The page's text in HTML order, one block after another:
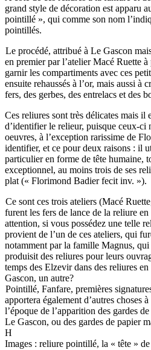
grand style de décoration est apparu
pointillé », qui comme son nom
pointillés.
Le procédé, attribué à Le Gascon
en premier par l’atelier Macé Ruette
garnir les compartiments avec ces
ensuite rehaussés à l’or, mais aussi à
fers, des gerbes, des entrelacs et des
Ces reliures sont très délicates mais il
d’identifier le relieur, puisque ceux-ci
oeuvres, à l’exception rarissime de
identifier, et ce pour deux raisons : il
particulier en forme de tête humaine,
exceptionnel, au moins trois de ses
plat (« Florimond Badier fecit inv. »).
Ce sont ces trois ateliers (Macé
furent les fers de lance de la reliure
attention, si vous possédez une telle
provient de l’un de ces ateliers, qui
notamment par la famille Magnus,
produisit des reliures pour leurs
temps des Elzevir dans des reliures
Gascon, un autre?
Pointillé, Fanfare, premières
apportera également d’autres choses
l’époque de l’apparition des gardes
Le Gascon, ou des gardes de papier
H
Images : reliure pointillé, la « tête »